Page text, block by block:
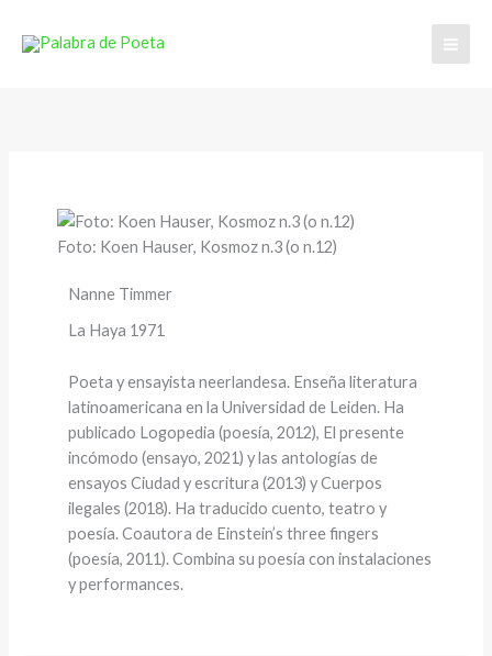
Foto: Koen Hauser, Kosmoz n.3 (o n.12)
Nanne Timmer
La Haya 1971
Poeta y ensayista neerlandesa. Enseña literatura
latinoamericana en la Universidad de Leiden. Ha
publicado Logopedia (poesía, 2012), El presente
incómodo (ensayo, 2021) y las antologías de
ensayos Ciudad y escritura (2013) y Cuerpos
ilegales (2018). Ha traducido cuento, teatro y
poesía. Coautora de Einstein’s three fingers
(poesía, 2011). Combina su poesía con instalaciones
y performances.